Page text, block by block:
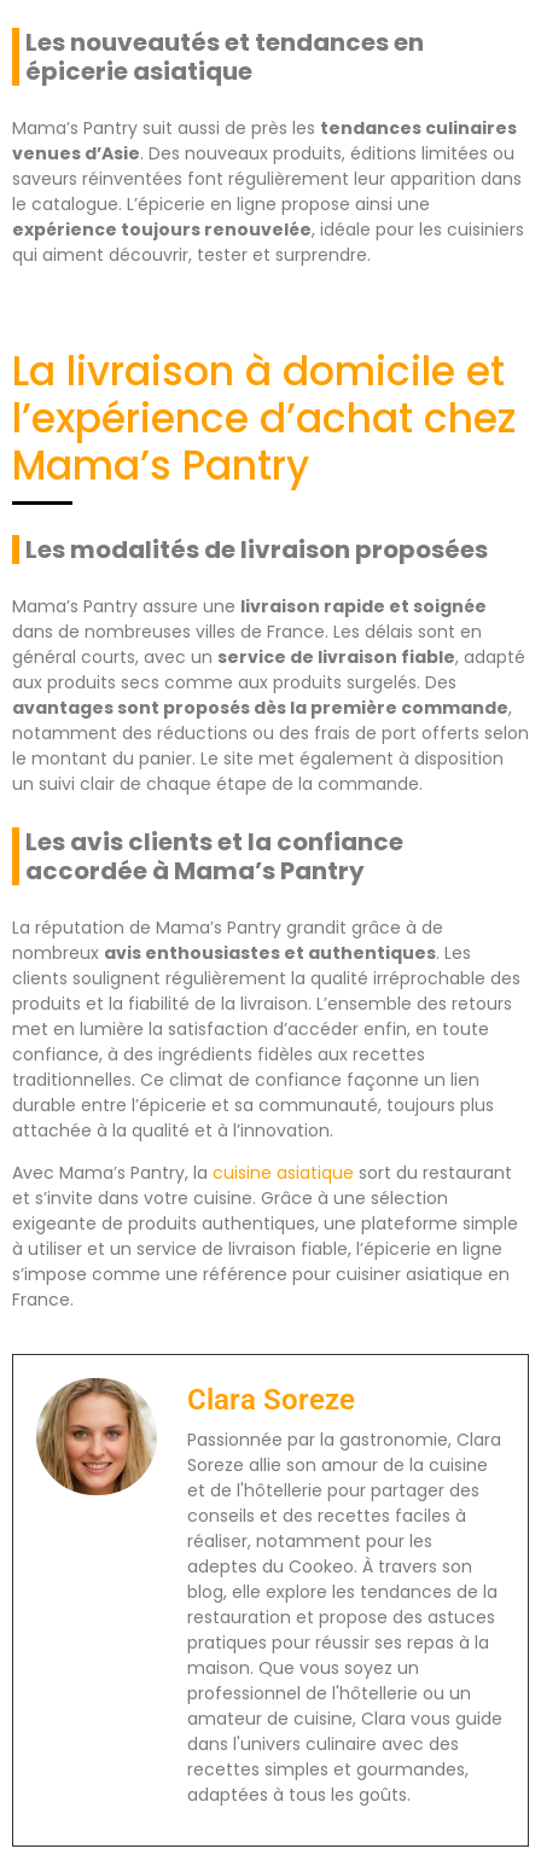
Les nouveautés et tendances en
épicerie asiatique
Mama’s Pantry suit aussi de près les tendances culinaires
venues d’Asie. Des nouveaux produits, éditions limitées ou
saveurs réinventées font régulièrement leur apparition dans
le catalogue. L’épicerie en ligne propose ainsi une
expérience toujours renouvelée, idéale pour les cuisiniers
qui aiment découvrir, tester et surprendre.
La livraison à domicile et
l’expérience d’achat chez
Mama’s Pantry
Les modalités de livraison proposées
Mama’s Pantry assure une livraison rapide et soignée
dans de nombreuses villes de France. Les délais sont en
général courts, avec un service de livraison fiable, adapté
aux produits secs comme aux produits surgelés. Des
avantages sont proposés dès la première commande,
notamment des réductions ou des frais de port offerts selon
le montant du panier. Le site met également à disposition
un suivi clair de chaque étape de la commande.
Les avis clients et la confiance
accordée à Mama’s Pantry
La réputation de Mama’s Pantry grandit grâce à de
nombreux avis enthousiastes et authentiques. Les
clients soulignent régulièrement la qualité irréprochable des
produits et la fiabilité de la livraison. L’ensemble des retours
met en lumière la satisfaction d’accéder enfin, en toute
confiance, à des ingrédients fidèles aux recettes
traditionnelles. Ce climat de confiance façonne un lien
durable entre l’épicerie et sa communauté, toujours plus
attachée à la qualité et à l’innovation.
Avec Mama’s Pantry, la cuisine asiatique sort du restaurant
et s’invite dans votre cuisine. Grâce à une sélection
exigeante de produits authentiques, une plateforme simple
à utiliser et un service de livraison fiable, l’épicerie en ligne
s’impose comme une référence pour cuisiner asiatique en
France.
Clara Soreze
Passionnée par la gastronomie, Clara
Soreze allie son amour de la cuisine
et de l'hôtellerie pour partager des
conseils et des recettes faciles à
réaliser, notamment pour les
adeptes du Cookeo. À travers son
blog, elle explore les tendances de la
restauration et propose des astuces
pratiques pour réussir ses repas à la
maison. Que vous soyez un
professionnel de l'hôtellerie ou un
amateur de cuisine, Clara vous guide
dans l'univers culinaire avec des
recettes simples et gourmandes,
adaptées à tous les goûts.